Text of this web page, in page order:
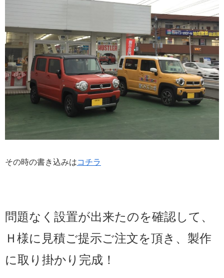
その時の書き込みはコチラ
問題なく設置が出来たのを確認して、
Ｈ様に見積ご提示ご注文を頂き、製作
に取り掛かり完成！